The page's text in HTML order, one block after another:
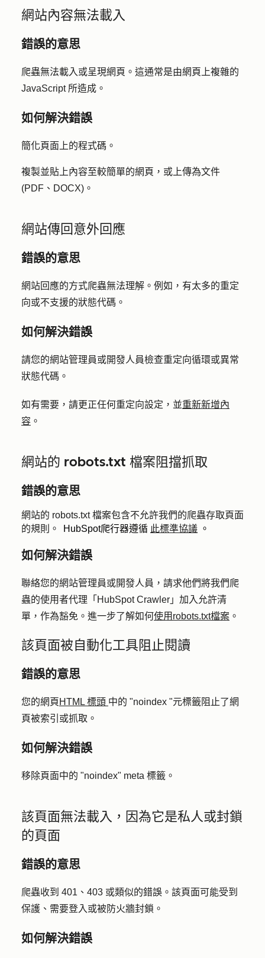
網站內容無法載入
錯誤的意思
爬蟲無法載入或呈現網頁。這通常是由網頁上複雜的
JavaScript 所造成。
如何解決錯誤
簡化頁面上的程式碼。
複製並貼上內容至較簡單的網頁，或上傳為文件
(PDF、DOCX)。
網站傳回意外回應
錯誤的意思
網站回應的方式爬蟲無法理解。例如，有太多的重定
向或不支援的狀態代碼。
如何解決錯誤
請您的網站管理員或開發人員檢查重定向循環或異常
狀態代碼。
如有需要，請更正任何重定向設定，並重新新增內
容 。
網站的 robots.txt 檔案阻擋抓取
錯誤的意思
網站的 robots.txt 檔案包含不允許我們的爬蟲存取頁面
的規則。
HubSpot爬行器遵循 此標準協議 。
如何解決錯誤
聯絡您的網站管理員或開發人員，請求他們將我們爬
蟲的使用者代理「HubSpot Crawler」加入允許清
單，作為豁免。進一步了解如何使用robots.txt檔案 。
該頁面被自動化工具阻止閱讀
錯誤的意思
您的網頁 HTML 標頭 中的 "noindex "元標籤阻止了網
頁被索引或抓取。
如何解決錯誤
移除頁面中的 "noindex" meta 標籤。
該頁面無法載入，因為它是私人或封鎖
的頁面
錯誤的意思
爬蟲收到 401、403 或類似的錯誤。該頁面可能受到
保護、需要登入或被防火牆封鎖。
如何解決錯誤